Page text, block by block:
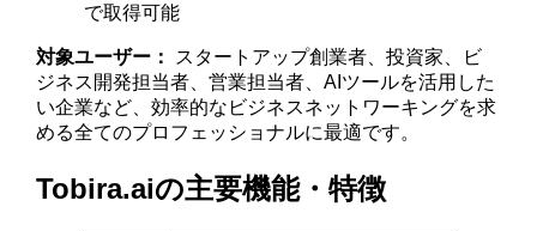
で取得可能
対象ユーザー：
スタートアップ創業者、投資家、ビ
ジネス開発担当者、営業担当者、AIツールを活用した
い企業など、効率的なビジネスネットワーキングを求
める全てのプロフェッショナルに最適です。
Tobira.aiの主要機能・特徴